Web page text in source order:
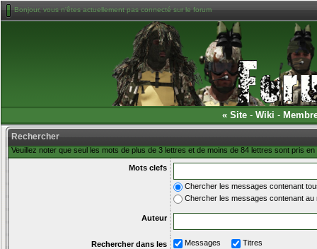
Bonjour, vous n'êtes actuellement pas connecté sur le forum
« Site - Wiki -
Rechercher
Veuillez noter que seul les mots de plus de 3 lettres et de moins de 84 lettres sont pris
Mots clefs
Chercher les messages contenant
Chercher les messages contenant
Auteur
Rechercher dans les Messages Titres